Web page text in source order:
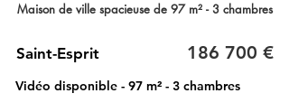
Maison de ville spacieuse de 97 m² - 3 chambres
Saint-Esprit 186 700 €
Vidéo disponible - 97 m² - 3 chambres